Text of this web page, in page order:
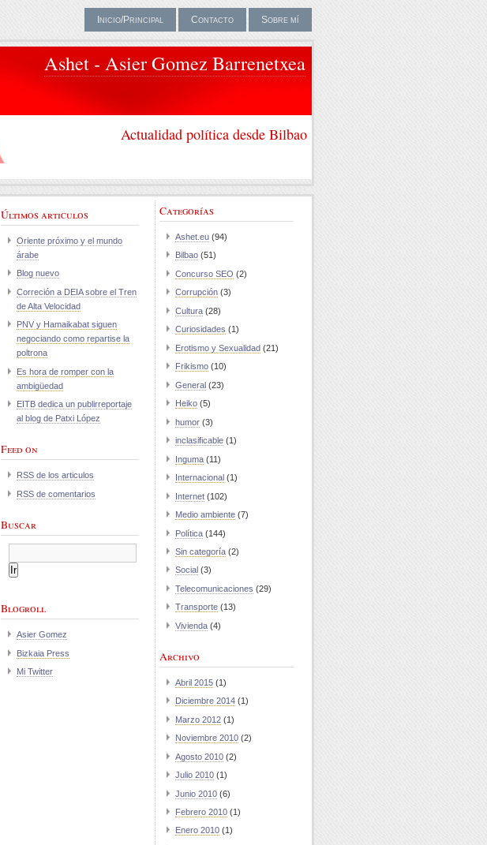
Inicio/Principal Contacto Sobre mí
Ashet - Asier Gomez Barrenetxea
Actualidad política desde Bilbao
Últimos articulos
Oriente próximo y el mundo
árabe
Blog nuevo
Correción a DEIA sobre el Tren
de Alta Velocidad
PNV y Hamaikabat siguen
negociando como repartise la
poltrona
Es hora de romper con la
ambigüedad
EITB dedica un publirreportaje
al blog de Patxi López
Feed on
RSS de los articulos
RSS de comentarios
Buscar
Blogroll
Asier Gomez
Bizkaia Press
Mi Twitter
Categorías
Ashet.eu (94)
Bilbao (51)
Concurso SEO (2)
Corrupción (3)
Cultura (28)
Curiosidades (1)
Erotismo y Sexualidad (21)
Frikismo (10)
General (23)
Heiko (5)
humor (3)
inclasificable (1)
Inguma (11)
Internacional (1)
Internet (102)
Medio ambiente (7)
Política (144)
Sin categoría (2)
Social (3)
Telecomunicaciones (29)
Transporte (13)
Vivienda (4)
Archivo
Abril 2015 (1)
Diciembre 2014 (1)
Marzo 2012 (1)
Noviembre 2010 (2)
Agosto 2010 (2)
Julio 2010 (1)
Junio 2010 (6)
Febrero 2010 (1)
Enero 2010 (1)